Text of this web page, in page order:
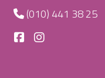
(010) 441 38 25